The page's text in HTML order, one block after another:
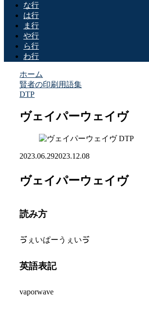
な行
は行
ま行
や行
ら行
わ行
ホーム
賢者の印刷用語集
DTP
ヴェイパーウェイヴ
DTP
2023.06.292023.12.08
ヴェイパーウェイヴ
読み方
ゔぇいぱーうぇいゔ
英語表記
vaporwave